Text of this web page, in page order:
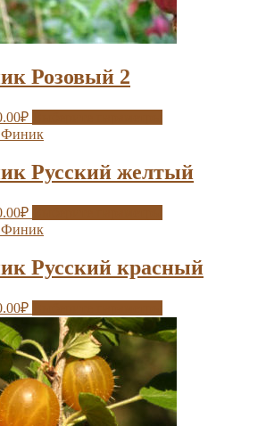
Розовый 2
₽
Русский желтый
₽
Русский красный
₽